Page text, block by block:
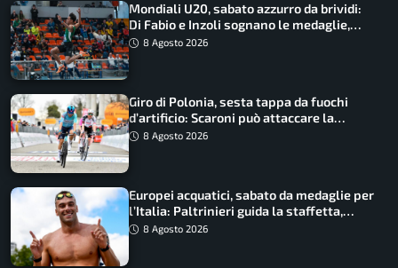
Mondiali U20, sabato azzurro da brividi:
Di Fabio e Inzoli sognano le medaglie,
Castellani e Succo in finale
8 Agosto 2026
Giro di Polonia, sesta tappa da fuochi
d’artificio: Scaroni può attaccare la
maglia di Lemmen
8 Agosto 2026
Europei acquatici, sabato da medaglie per
l’Italia: Paltrinieri guida la staffetta,
Barnabà sogna l’oro dalle grandi altezze
8 Agosto 2026